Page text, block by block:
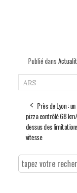
Publié dans
ARS
Près de Lyon :
pizza contrôlé 68
dessus des
vitesse